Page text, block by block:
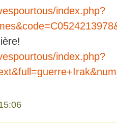
index.php?
index.php?